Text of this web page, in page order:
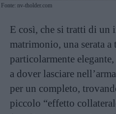
Fonte: nv-tholder.com
E così, che si tratti di un
matrimonio, una serata
particolarmente
a dover lasciare
per un completo,
piccolo “effetto